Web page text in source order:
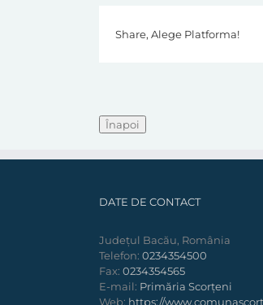
Share, Alege Platforma!
DATE DE CONTACT
Județul Bacău, România
Telefon: 0234354500
Fax: 0234354565
E-mail: Primăria Scorțeni
Web: https://